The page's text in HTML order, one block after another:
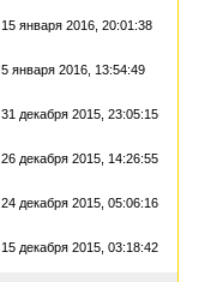
15 января 2016, 20:01:38
5 января 2016, 13:54:49
31 декабря 2015, 23:05:15
26 декабря 2015, 14:26:55
24 декабря 2015, 05:06:16
15 декабря 2015, 03:18:42